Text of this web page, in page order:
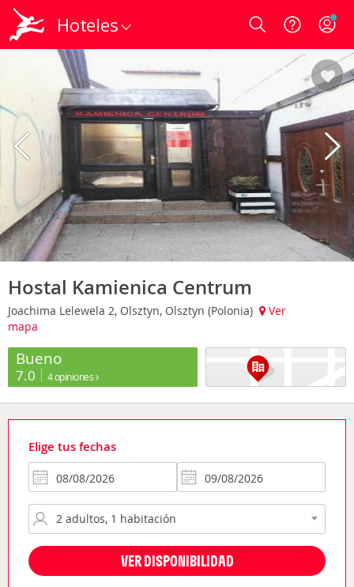
Hoteles Login
Hostal Kamienica Centrum
Joachima Lelewela 2, Olsztyn, Olsztyn (Polonia)
Ver
mapa
Bueno
7.0 4 opiniones
Elige tus fechas
VER DISPONIBILIDAD